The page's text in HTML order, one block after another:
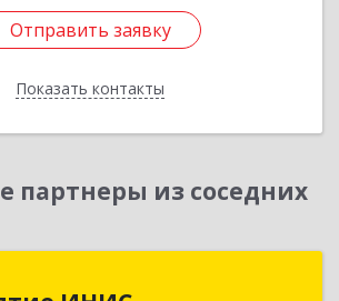
Отправить заявку
Показать контакты
Отправить заявку
Назад
партнеры из соседних